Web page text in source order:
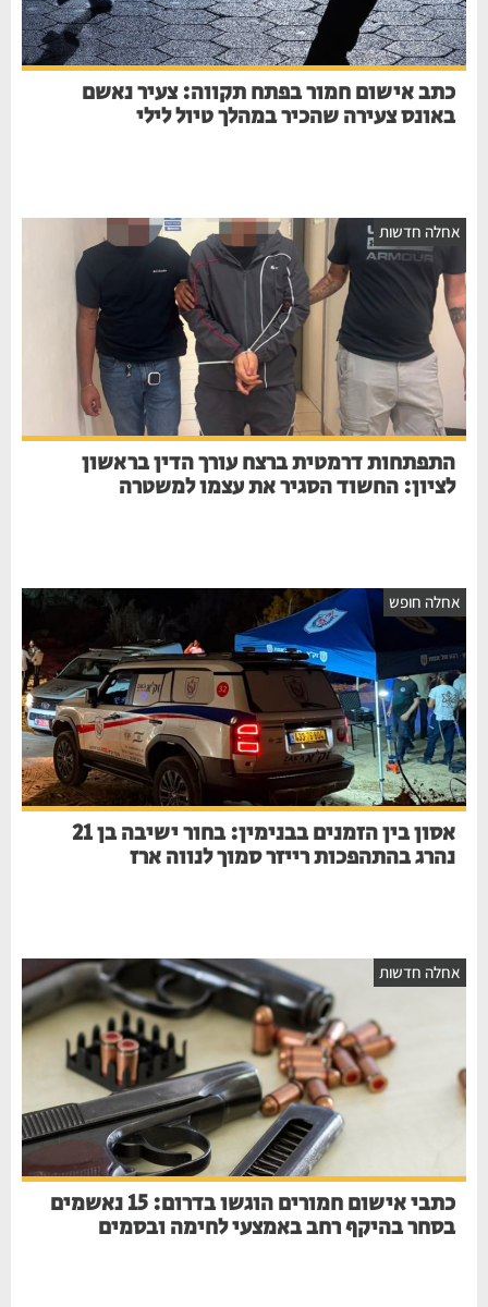
כתב אישום חמור בפתח תקווה: צעיר נאשם
באונס צעירה שהכיר במהלך טיול לילי
אחלה חדשות
התפתחות דרמטית ברצח עורך הדין בראשון
לציון: החשוד הסגיר את עצמו למשטרה
אחלה חופש
אסון בין הזמנים בבנימין: בחור ישיבה בן 21
נהרג בהתהפכות רייזר סמוך לנווה ארז
אחלה חדשות
כתבי אישום חמורים הוגשו בדרום: 15 נאשמים
בסחר בהיקף רחב באמצעי לחימה ובסמים